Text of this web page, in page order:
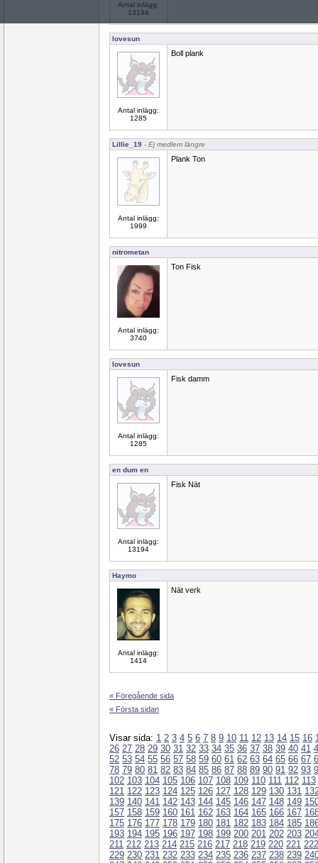
Antal inlägg:
13194
lovesun
Antal inlägg:
1285
Boll plank
Lillie_19 - Ej medlem längre
Antal inlägg:
1999
Plank Ton
nitrometan
Antal inlägg:
3740
Ton Fisk
lovesun
Antal inlägg:
1285
Fisk damm
en dum en
Antal inlägg:
13194
Fisk Nät
Haymo
Antal inlägg:
1414
Nät verk
« Föregående sida
« Första sidan
Visar sida: 1 2 3 4 5 6 7 8 9 10 11 12 13 14 15 16
26 27 28 29 30 31 32 33 34 35 36 37 38 39 40 41
52 53 54 55 56 57 58 59 60 61 62 63 64 65 66 67
78 79 80 81 82 83 84 85 86 87 88 89 90 91 92 93
102 103 104 105 106 107 108 109 110 111 112 113
121 122 123 124 125 126 127 128 129 130 131
139 140 141 142 143 144 145 146 147 148 149
157 158 159 160 161 162 163 164 165 166 167
175 176 177 178 179 180 181 182 183 184 185
193 194 195 196 197 198 199 200 201 202 203
211 212 213 214 215 216 217 218 219 220 221 222
229 230 231 232 233 234 235 236 237 238 239